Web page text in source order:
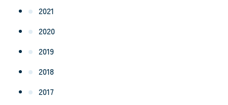
2021
2020
2019
2018
2017